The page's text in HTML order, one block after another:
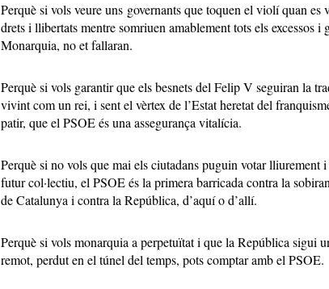
Perquè si vols veure uns governants que toquen el violí quan es
drets i llibertats mentre somriuen amablement tots els excessos i
Monarquia, no et fallaran.
Perquè si vols garantir que els besnets del Felip V seguiran la
vivint com un rei, i sent el vèrtex de l’Estat heretat del
patir, que el PSOE és una assegurança vitalícia.
Perquè si no vols que mai els ciutadans puguin votar lliurement
futur col·lectiu, el PSOE és la primera barricada contra la
de Catalunya i contra la República, d’aquí o d’allí.
Perquè si vols monarquia a perpetuïtat i que la República sigui
remot, perdut en el túnel del temps, pots comptar amb el PSOE.